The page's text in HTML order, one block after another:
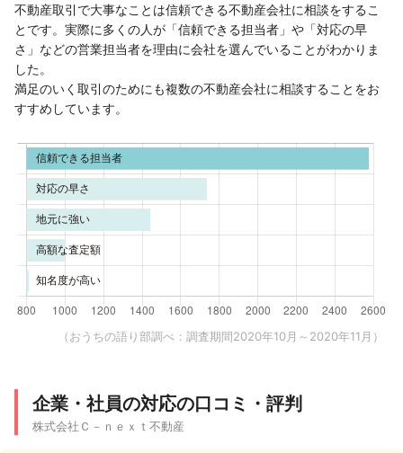
不動産取引で大事なことは信頼できる不動産会社に相談をするこ
とです。実際に多くの人が「信頼できる担当者」や「対応の早
さ」などの営業担当者を理由に会社を選んでいることがわかりま
した。
満足のいく取引のためにも複数の不動産会社に相談することをお
すすめしています。
（おうちの語り部調べ：調査期間2020年10月～2020年11月）
企業・社員の対応の口コミ・評判
株式会社Ｃ－ｎｅｘｔ不動産